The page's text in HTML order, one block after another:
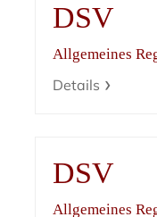
DSV
Allgemeines
Details
DSV
Allgemeines